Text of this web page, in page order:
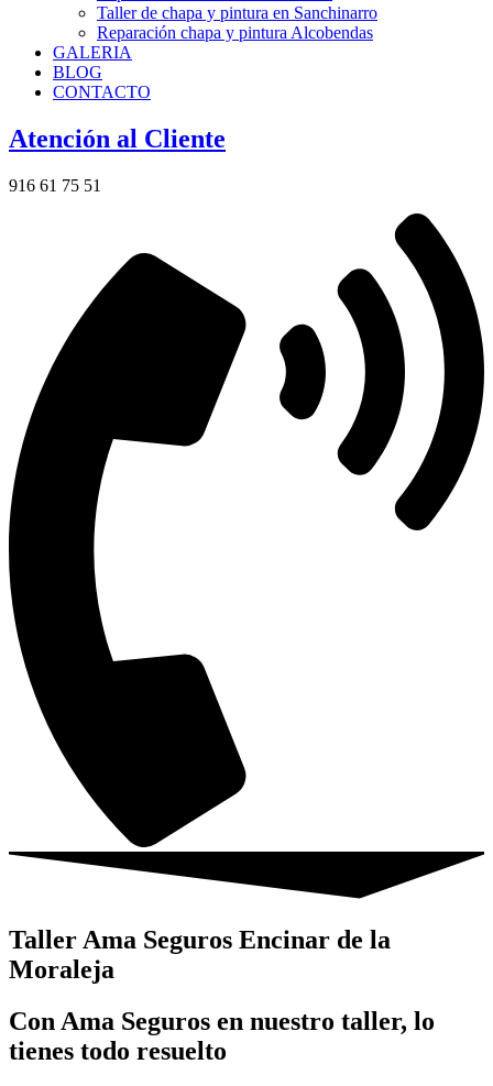
Taller de chapa y pintura en Sanchinarro
Reparación chapa y pintura Alcobendas
GALERIA
BLOG
CONTACTO
Atención al Cliente
916 61 75 51
Taller Ama Seguros Encinar de la
Moraleja
Con Ama Seguros en nuestro taller, lo
tienes todo resuelto